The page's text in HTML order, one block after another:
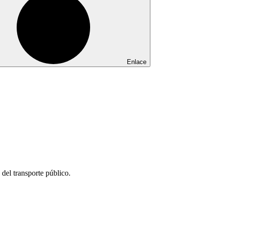
Enlace
del transporte público.